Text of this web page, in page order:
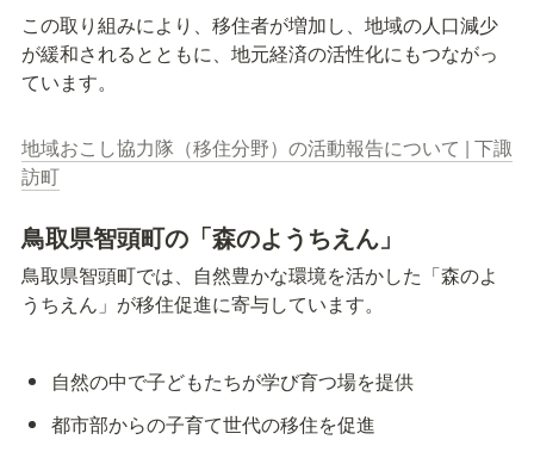
この取り組みにより、移住者が増加し、地域の人口減少
が緩和されるとともに、地元経済の活性化にもつながっ
ています。
地域おこし協力隊（移住分野）の活動報告について | 下諏
訪町
鳥取県智頭町の「森のようちえん」
鳥取県智頭町では、自然豊かな環境を活かした「森のよ
うちえん」が移住促進に寄与しています。
自然の中で子どもたちが学び育つ場を提供
都市部からの子育て世代の移住を促進